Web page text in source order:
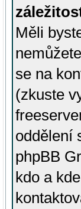
Měli
se na
(zkuste
oddělení
phpBB
kdo a